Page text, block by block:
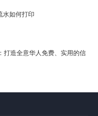
如何打印
造全意华人免费、实用的信